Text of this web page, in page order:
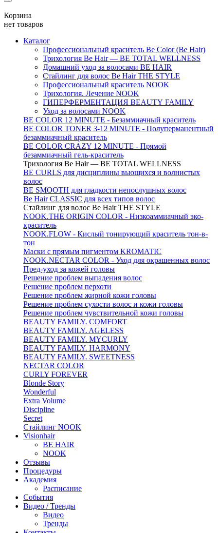
Корзина
нет товаров
Каталог
Профессиональный краситель Be Color (Be Hair)
Трихология Be Hair — BE TOTAL WELLNESS
Домашний уход за волосами BE HAIR
Стайлинг для волос Be Hair THE STYLE
Профессиональный краситель NOOK
Трихология. Лечение NOOK
ГИПЕРФЕРМЕНТАЦИЯ BEAUTY FAMILY
Уход за волосами NOOK
BE COLOR 12 MINUTE - Безаммиачный краситель
BE COLOR TONER 3-12 MINUTE - Полуперманентный
безаммиачный краситель
BE COLOR CRAZY 12 MINUTE - Прямой
безаммиачный гель-краситель
Трихология Be Hair — BE TOTAL WELLNESS
BE CURLS для дисциплины вьющихся и волнистых
волос
BE SMOOTH для гладкости непослушных волос
Be Hair CLASSIC для всех типов волос
Стайлинг для волос Be Hair THE STYLE
NOOK.THE ORIGIN COLOR - Низкоаммиачный эко-
краситель
NOOK.FLOW - Кислый тонирующий краситель тон-в-
тон
Маски с прямым пигментом KROMATIC
NOOK.NECTAR COLOR - Уход для окрашенных волос
Пред-уход за кожей головы
Решение проблем выпадения волос
Решение проблем перхоти
Решение проблем жирной кожи головы
Решение проблем сухости волос и кожи головы
Решение проблем чувствительной кожи головы
BEAUTY FAMILY. COMFORT
BEAUTY FAMILY. AGELESS
BEAUTY FAMILY. MYCURLY
BEAUTY FAMILY. HARMONY
BEAUTY FAMILY. SWEETNESS
NECTAR COLOR
CURLY FOREVER
Blonde Story
Wonderful
Extra Volume
Discipline
Secret
Стайлинг NOOK
Visionhair
BE HAIR
NOOK
Отзывы
Процедуры
Академия
Расписание
События
Видео / Тренды
Видео
Тренды